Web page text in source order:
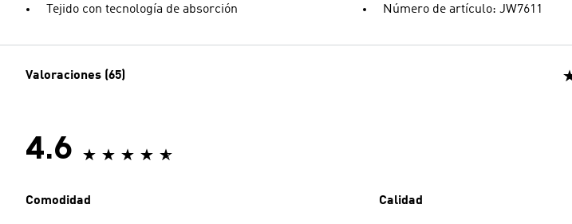
Tejido con tecnología de absorción Número de artículo: JW7611
Valoraciones (65)
4.6
Comodidad Calidad